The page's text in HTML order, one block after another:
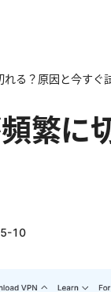
る？原因と今すぐ
繁に
10